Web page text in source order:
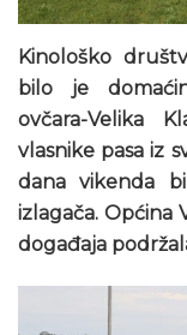
Kinološko
bilo je
ovčara-Velika
vlasnike pasa iz
dana vikenda
izlagača. Općina
događaja